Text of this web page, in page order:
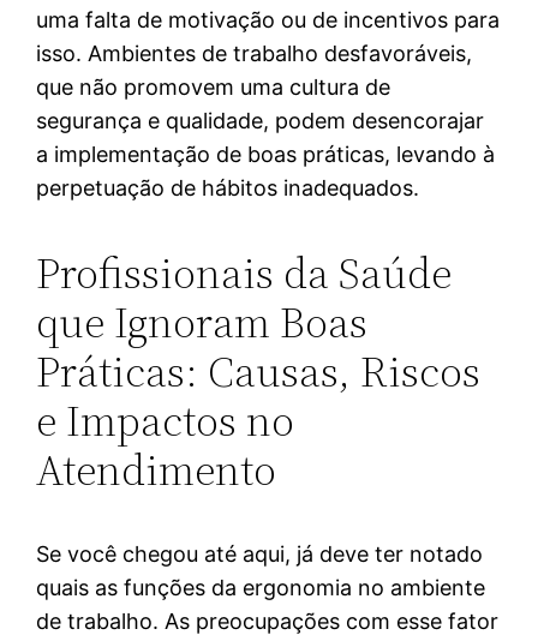
uma falta de motivação ou de incentivos para
isso. Ambientes de trabalho desfavoráveis,
que não promovem uma cultura de
segurança e qualidade, podem desencorajar
a implementação de boas práticas, levando à
perpetuação de hábitos inadequados.
Profissionais da Saúde
que Ignoram Boas
Práticas: Causas, Riscos
e Impactos no
Atendimento
Se você chegou até aqui, já deve ter notado
quais as funções da ergonomia no ambiente
de trabalho. As preocupações com esse fator